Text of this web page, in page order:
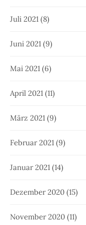
Juli 2021 (8)
Juni 2021 (9)
Mai 2021 (6)
April 2021 (11)
März 2021 (9)
Februar 2021 (9)
Januar 2021 (14)
Dezember 2020 (15)
November 2020 (11)